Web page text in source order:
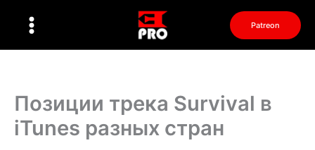
Patreon
Позиции трека Survival в
iTunes разных стран